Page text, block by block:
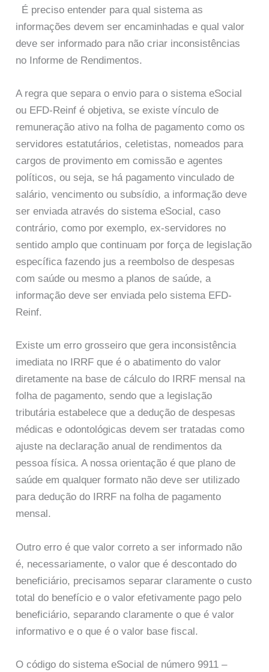
É preciso entender para qual sistema as
informações devem ser encaminhadas e qual valor
deve ser informado para não criar inconsistências
no Informe de Rendimentos.
A regra que separa o envio para o sistema eSocial
ou EFD-Reinf é objetiva, se existe vínculo de
remuneração ativo na folha de pagamento como os
servidores estatutários, celetistas, nomeados para
cargos de provimento em comissão e agentes
políticos, ou seja, se há pagamento vinculado de
salário, vencimento ou subsídio, a informação deve
ser enviada através do sistema eSocial, caso
contrário, como por exemplo, ex-servidores no
sentido amplo que continuam por força de legislação
específica fazendo jus a reembolso de despesas
com saúde ou mesmo a planos de saúde, a
informação deve ser enviada pelo sistema EFD-
Reinf.
Existe um erro grosseiro que gera inconsistência
imediata no IRRF que é o abatimento do valor
diretamente na base de cálculo do IRRF mensal na
folha de pagamento, sendo que a legislação
tributária estabelece que a dedução de despesas
médicas e odontológicas devem ser tratadas como
ajuste na declaração anual de rendimentos da
pessoa física. A nossa orientação é que plano de
saúde em qualquer formato não deve ser utilizado
para dedução do IRRF na folha de pagamento
mensal.
Outro erro é que valor correto a ser informado não
é, necessariamente, o valor que é descontado do
beneficiário, precisamos separar claramente o custo
total do benefício e o valor efetivamente pago pelo
beneficiário, separando claramente o que é valor
informativo e o que é o valor base fiscal.
O código do sistema eSocial de número 9911 –